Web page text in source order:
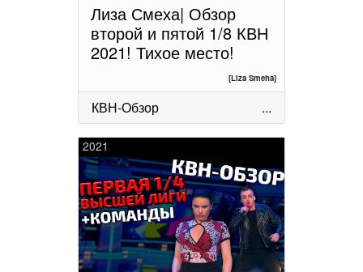
Лиза Смеха| Обзор
второй и пятой 1/8 КВН
2021! Тихое место!
[Liza Smeha]
КВН-Обзор ...
2021